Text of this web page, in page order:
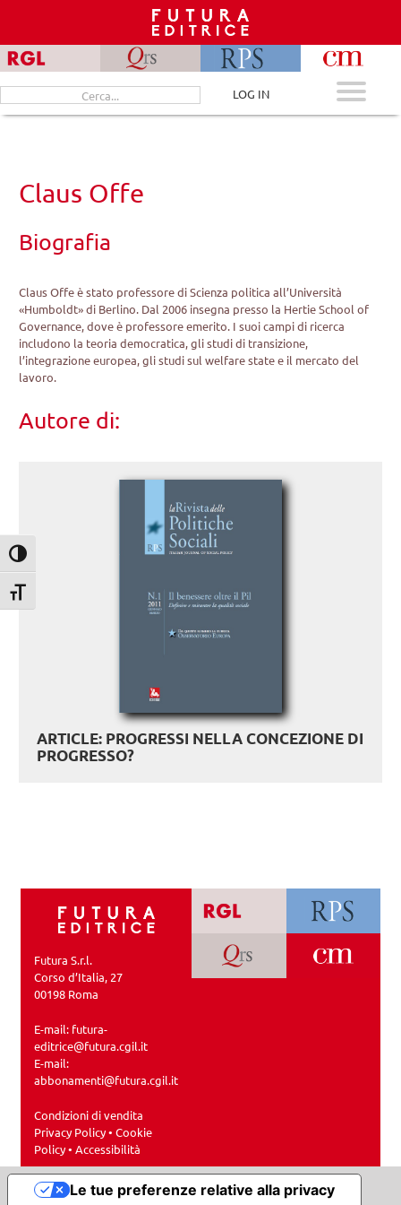
Attiva/disattiva alto contrasto
Attiva/disattiva dimensione testo
content
Cerca
per:
LOG IN
Claus Offe
Biografia
Claus Offe è stato professore di Scienza politica all’Università
«Humboldt» di Berlino. Dal 2006 insegna presso la Hertie School of
Governance, dove è professore emerito. I suoi campi di ricerca
includono la teoria democratica, gli studi di transizione,
l’integrazione europea, gli studi sul welfare state e il mercato del
lavoro.
Autore di:
ARTICLE: PROGRESSI NELLA CONCEZIONE DI
PROGRESSO?
Futura S.r.l.
Corso d’Italia, 27
00198 Roma
E-mail: futura-
editrice@futura.cgil.it
E-mail:
abbonamenti@futura.cgil.it
Condizioni di vendita
Privacy Policy•Cookie
Policy•Accessibilità
Le tue preferenze relative alla privacy